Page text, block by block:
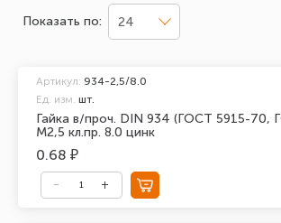
Показать по: 24
Гайка в/проч. DIN 934 (ГОСТ 5915-70,
М2,5 кл.пр. 8.0 цинк
Артикул: 934-2,5/8.0
Ед. изм. шт.
0.68 ₽